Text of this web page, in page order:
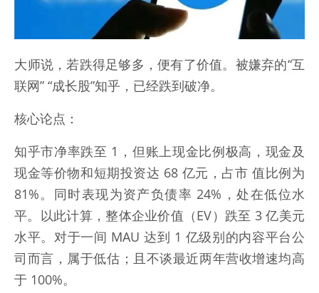
​大师说，若跌得足够多，便有了价值。被嫌弃的“互
联网” “成长股”知乎，已经跌到破净。
核心论点：
知乎市净率跌至 1，但账上现金比例极高，现金及
现金等价物和短期投资达 68 亿元，占市 值比例为
81%。同时表现为资产负债率 24%，处在低位水
平。以此计算，整体企业价值（EV）跌至 3 亿美元
水平。对于一间 MAU 达到 1 亿级别的内容平台公
司而言，属于低估；且不谈最近两年营收增速均高
于 100%。